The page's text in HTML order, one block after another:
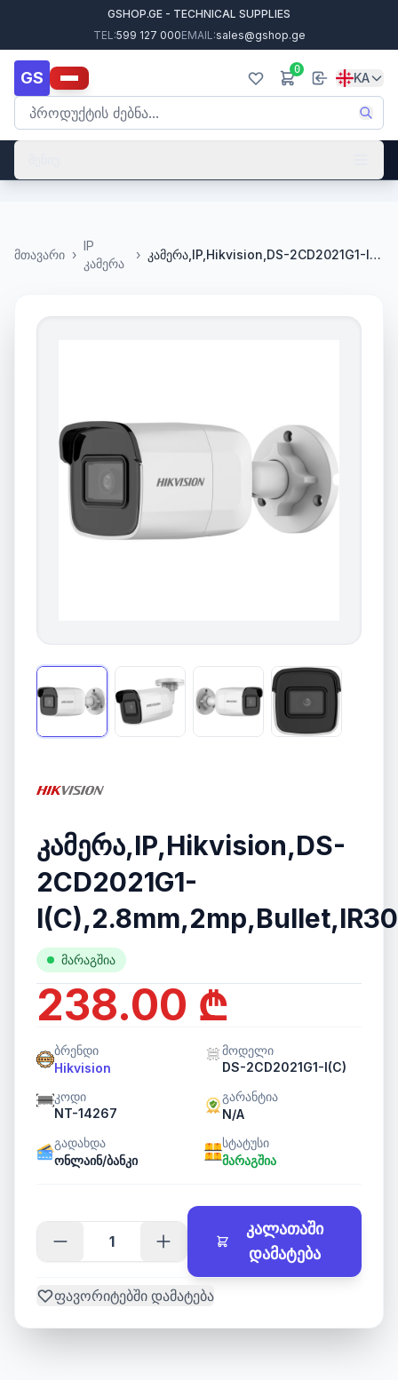
GSHOP.GE - TECHNICAL SUPPLIES
TEL:599 127 000EMAIL:sales@gshop.ge
GS 0
KA
მთავარი ›
IP
კამერა
› კამერა,IP,Hikvision,DS-2CD2021G1-I(C),2.8mm,2mp,Bullet,IR30m,,,SDcard,
კამერა,IP,Hikvision,DS-
2CD2021G1-
მარაგშია
238.00 ₾
ბრენდი
Hikvision
მოდელი
DS-2CD2021G1-I(C)
კოდი
NT-14267
გარანტია
N/A
გადახდა
ონლაინ/ბანკი
სტატუსი
მარაგშია
კალათაში
დამატება
ფავორიტებში დამატება